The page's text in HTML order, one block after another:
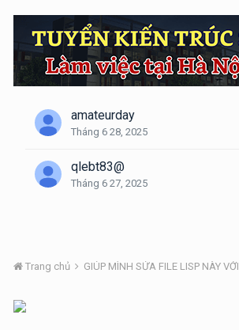
amateurday
Tháng 6 28, 2025
qlebt83@
Tháng 6 27, 2025
Trang chủ GIÚP MÌNH SỬA FILE LISP NÀY VỚI